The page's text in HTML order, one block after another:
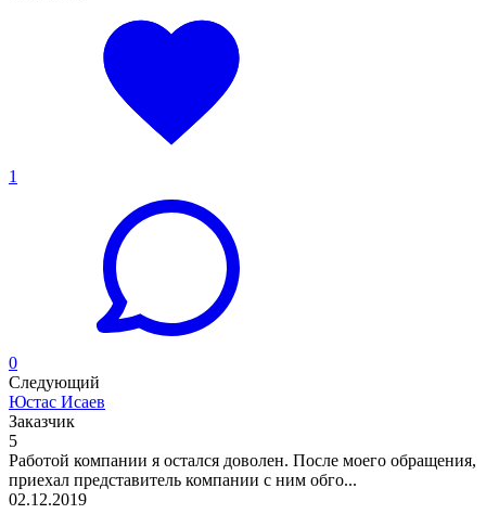
1
0
Следующий
Юстас Исаев
Заказчик
5
Работой компании я остался доволен. После моего обращения,
приехал представитель компании с ним обго...
02.12.2019